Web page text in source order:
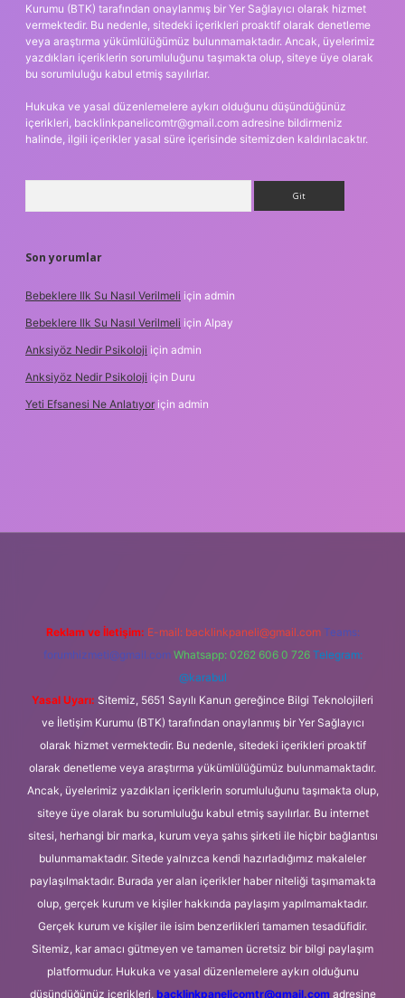
Kurumu (BTK) tarafından onaylanmış bir Yer Sağlayıcı olarak hizmet
vermektedir. Bu nedenle, sitedeki içerikleri proaktif olarak denetleme
veya araştırma yükümlülüğümüz bulunmamaktadır. Ancak, üyelerimiz
yazdıkları içeriklerin sorumluluğunu taşımakta olup, siteye üye olarak
bu sorumluluğu kabul etmiş sayılırlar.
Hukuka ve yasal düzenlemelere aykırı olduğunu düşündüğünüz
içerikleri, backlinkpanelicomtr@gmail.com adresine bildirmeniz
halinde, ilgili içerikler yasal süre içerisinde sitemizden kaldırılacaktır.
Son yorumlar
Bebeklere Ilk Su Nasıl Verilmeli için admin
Bebeklere Ilk Su Nasıl Verilmeli için Alpay
Anksiyöz Nedir Psikoloji için admin
Anksiyöz Nedir Psikoloji için Duru
Yeti Efsanesi Ne Anlatıyor için admin
Reklam ve İletişim: E-mail: backlinkpaneli@gmail.com Teams:
forumhizmeti@gmail.com Whatsapp: 0262 606 0 726 Telegram:
@karabul
Yasal Uyarı: Sitemiz, 5651 Sayılı Kanun gereğince Bilgi Teknolojileri
ve İletişim Kurumu (BTK) tarafından onaylanmış bir Yer Sağlayıcı
olarak hizmet vermektedir. Bu nedenle, sitedeki içerikleri proaktif
olarak denetleme veya araştırma yükümlülüğümüz bulunmamaktadır.
Ancak, üyelerimiz yazdıkları içeriklerin sorumluluğunu taşımakta olup,
siteye üye olarak bu sorumluluğu kabul etmiş sayılırlar. Bu internet
sitesi, herhangi bir marka, kurum veya şahıs şirketi ile hiçbir bağlantısı
bulunmamaktadır. Sitede yalnızca kendi hazırladığımız makaleler
paylaşılmaktadır. Burada yer alan içerikler haber niteliği taşımamakta
olup, gerçek kurum ve kişiler hakkında paylaşım yapılmamaktadır.
Gerçek kurum ve kişiler ile isim benzerlikleri tamamen tesadüfidir.
Sitemiz, kar amacı gütmeyen ve tamamen ücretsiz bir bilgi paylaşım
platformudur. Hukuka ve yasal düzenlemelere aykırı olduğunu
düşündüğünüz içerikleri, backlinkpanelicomtr@gmail.comadresine